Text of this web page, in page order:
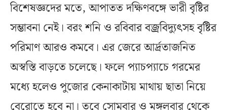
বিশেষজ্ঞদের মতে, আপাতত দক্ষিণবঙ্গে ভারী বৃষ্টির
সম্ভাবনা নেই। বরং শনি ও রবিবার বজ্রবিদ্যুৎসহ বৃষ্টির
পরিমাণ আরও কমবে। এর জেরে আর্দ্রতাজনিত
অস্বস্তি বাড়তে চলেছে। ফলে প্যাচপ্যাচে গরমের
মধ্যে হলেও পুজোর কেনাকাটায় মাথায় ছাতা নিয়ে